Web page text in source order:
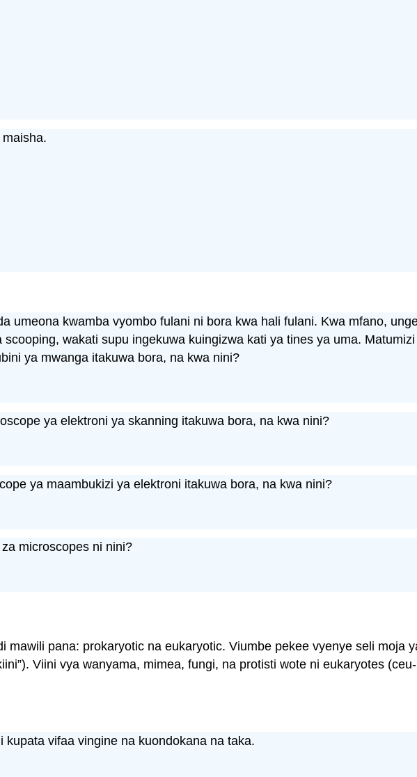
maisha.
umeona kwamba vyombo fulani ni bora kwa hali fulani. Kwa mfano,
wakati supu ingekuwa kuingizwa kati ya tines ya uma.
ya mwanga itakuwa bora, na kwa nini?
ya elektroni ya skanning itakuwa bora, na kwa nini?
ya maambukizi ya elektroni itakuwa bora, na kwa nini?
microscopes ni nini?
mawili pana: prokaryotic na eukaryotic. Viumbe pekee vyenye seli moja
Viini vya wanyama, mimea, fungi, na protisti wote ni eukaryotes
vifaa vingine na kuondokana na taka.